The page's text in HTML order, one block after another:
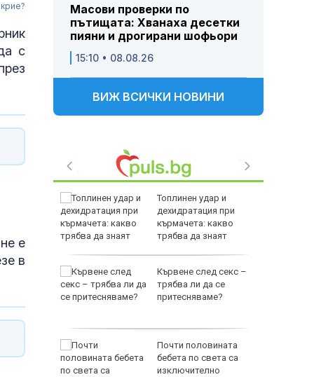
с
е
в
Масови проверки по
пътищата: Хванаха десетки
пияни и дрогирани шофьори
15:10 • 08.08.26
ВИЖ ВСИЧКИ НОВИНИ
Топлинен удар и
дехидратация при
кърмачета: какво
трябва да знаят
Кървене след секс –
трябва ли да се
притесняваме?
Почти половината
бебета по света са
изключително